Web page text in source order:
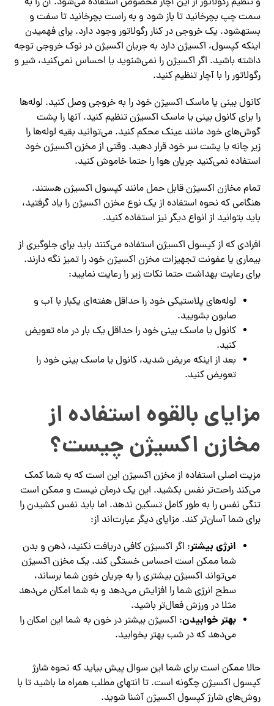
سمت چپ بچرخانید تا باز شود و به راست بچرخانید تا سفت و
بستهشود. یک خروجی در کنار رگولاتور وجود دارد. برای فهمیدن
اینکه کپسول، اکسیژن دارد به جریان اکسیژن در نوک خروجی توجه
داشته باشید. اگر اکسیژن را نمی‌شنوید یا احساس نمی‌کنید، شیر و
رگولاتور را با آچار تنظیم کنید.
کانول بینی یا ماسک اکسیژن خود را به خروجی وصل کنید. لوله‌ها
را برای کانول بینی یا ماسک اکسیژن تنظیم کنید. آنها را پشت
گوش‌های خود مانند عینک محکم کنید. می‌توانید بقیه لوله‌ها را
زیر چانه یا پشت سر خود قرار دهید. وقتی از مخزن اکسیژن خود
استفاده نمی‌کنید جریان هوا را حتما خاموش کنید.
تمام مخازن اکسیژن قابل حمل مانند کپسول اکسیژن هستند.
هنگامی که نحوه استفاده از یک نوع مخزن اکسیژن را یاد گرفتید،
باید بتوانید از انواع دیگر نیز استفاده کنید.
افرادی که از کپسول اکسیژن استفاده می‌کنند باید برای جلوگیری از
بیماری یا عفونت تجهیزات مخزن اکسیژن خود را تمیز نگه دارند.
برای رعایت بهداشت حتما نکات زیر را رعایت نمایید:
لوله‌های پلاستیکی خود را حداقل هفته‌ای یکبار با آب و
صابون بشویید.
کانول یا ماسک بینی خود را حداقل یک بار در ماه تعویض
کنید.
بعد از اینکه مریض شدید، کانول یا ماسک بینی خود را
تعویض کنید.
مزایای بالقوه استفاده از
مخازن اکسیژن چیست؟
مزیت اصلی استفاده از مخزن اکسیژن این است که به شما کمک
می‌کند راحت‌تر نفس بکشید. این یک درمان نیست و ممکن است
تنگی نفس را به طور کامل تسکین ندهد. اما باید نفس کشیدن را
برای شما آسان‌تر کند. مزایای دیگر عبارت‌اند از:
انرژی بیشتر: اگر اکسیژن کافی دریافت نکنید، ذهن و بدن
شما ممکن است احساس خستگی کند. یک مخزن اکسیژن
می‌تواند اکسیژن بیشتری را به جریان خون شما برساند،
سطح انرژی شما را افزایش می‌دهد و به شما امکان می‌دهد
مثلا در ورزش فعال‌تر باشید.
بهتر خوابیدن: اکسیژن بیشتر در خون به شما این امکان را
می‌دهد که در شب بهتر بخوابید.
حالا ممکن است برای شما این سوال پیش بیاید که نحوه شارژ
کپسول اکسیژن چگونه است. تا انتهای مطلب همراه ما باشید تا با
روش‌های شارژ کپسول اکسیژن آشنا شوید.